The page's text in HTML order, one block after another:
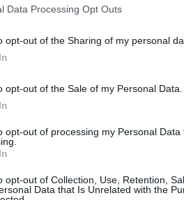
Data Processing Opt Outs
opt-out of the Sharing of my personal
opt-out of the Sale of my Personal Data.
opt-out of processing my Personal Data
opt-out of Collection, Use, Retention,
Data that Is Unrelated with the
ότι έκανε αναστροφή
οχήματος, ο οποίος
στο οδόστρωμα.
να τη βλάψει.